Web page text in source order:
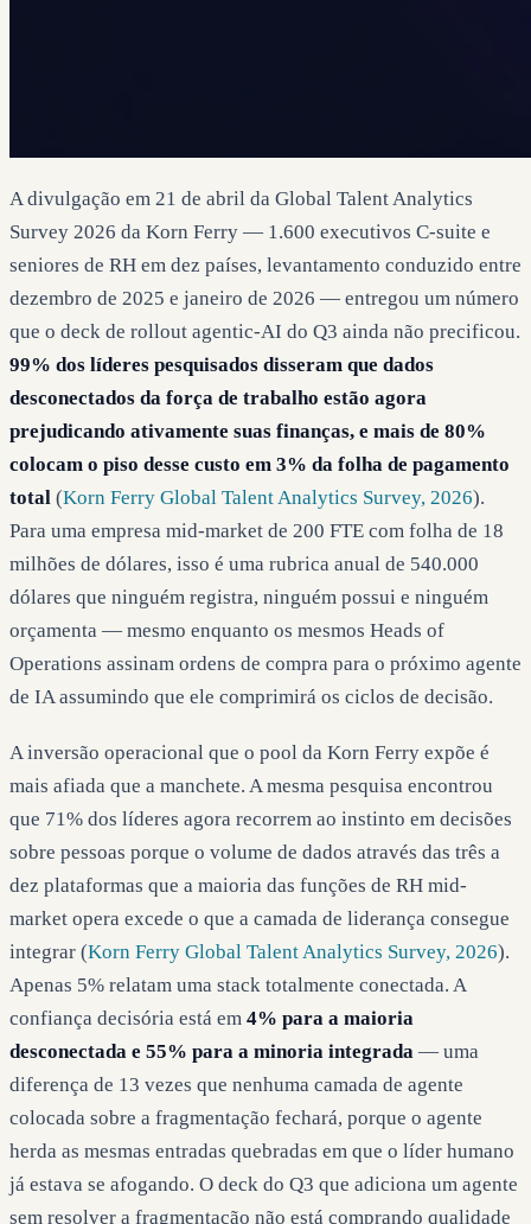
A divulgação em 21 de abril da Global Talent Analytics
Survey 2026 da Korn Ferry — 1.600 executivos C-suite e
seniores de RH em dez países, levantamento conduzido entre
dezembro de 2025 e janeiro de 2026 — entregou um número
que o deck de rollout agentic-AI do Q3 ainda não precificou.
99% dos líderes pesquisados disseram que dados
desconectados da força de trabalho estão agora
prejudicando ativamente suas finanças, e mais de 80%
colocam o piso desse custo em 3% da folha de pagamento
total (Korn Ferry Global Talent Analytics Survey, 2026).
Para uma empresa mid-market de 200 FTE com folha de 18
milhões de dólares, isso é uma rubrica anual de 540.000
dólares que ninguém registra, ninguém possui e ninguém
orçamenta — mesmo enquanto os mesmos Heads of
Operations assinam ordens de compra para o próximo agente
de IA assumindo que ele comprimirá os ciclos de decisão.
A inversão operacional que o pool da Korn Ferry expõe é
mais afiada que a manchete. A mesma pesquisa encontrou
que 71% dos líderes agora recorrem ao instinto em decisões
sobre pessoas porque o volume de dados através das três a
dez plataformas que a maioria das funções de RH mid-
market opera excede o que a camada de liderança consegue
integrar (Korn Ferry Global Talent Analytics Survey, 2026).
Apenas 5% relatam uma stack totalmente conectada. A
confiança decisória está em 4% para a maioria
desconectada e 55% para a minoria integrada — uma
diferença de 13 vezes que nenhuma camada de agente
colocada sobre a fragmentação fechará, porque o agente
herda as mesmas entradas quebradas em que o líder humano
já estava se afogando. O deck do Q3 que adiciona um agente
sem resolver a fragmentação não está comprando qualidade